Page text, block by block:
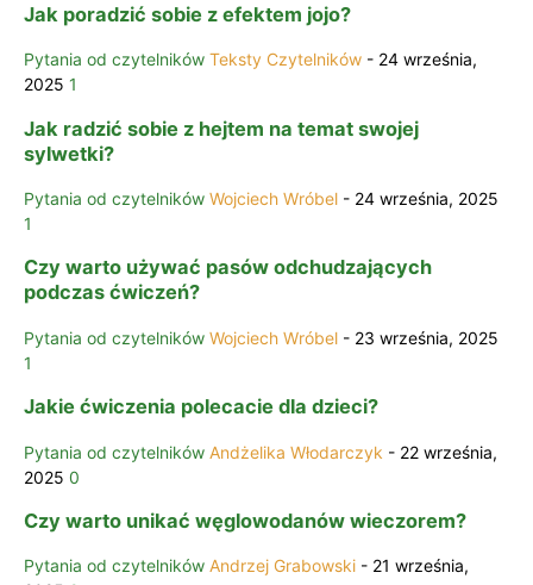
Jak poradzić sobie z efektem jojo?
Pytania od czytelników Teksty Czytelników - 24 września,
2025 1
Jak radzić sobie z hejtem na temat swojej
sylwetki?
Pytania od czytelników Wojciech Wróbel - 24 września, 2025
1
Czy warto używać pasów odchudzających
podczas ćwiczeń?
Pytania od czytelników Wojciech Wróbel - 23 września, 2025
1
Jakie ćwiczenia polecacie dla dzieci?
Pytania od czytelników Andżelika Włodarczyk - 22 września,
2025 0
Czy warto unikać węglowodanów wieczorem?
Pytania od czytelników Andrzej Grabowski - 21 września,